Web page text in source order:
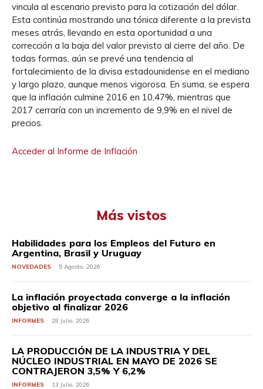
vincula al escenario previsto para la cotización del dólar.
Esta continúa mostrando una tónica diferente a la prevista
meses atrás, llevando en esta oportunidad a una
corrección a la baja del valor previsto al cierre del año. De
todas formas, aún se prevé una tendencia al
fortalecimiento de la divisa estadounidense en el mediano
y largo plazo, aunque menos vigorosa. En suma, se espera
que la inflación culmine 2016 en 10,47%, mientras que
2017 cerraría con un incremento de 9,9% en el nivel de
precios.
Acceder al Informe de Inflación
Más vistos
Habilidades para los Empleos del Futuro en
Argentina, Brasil y Uruguay
NOVEDADES 5 Agosto, 2026
La inflación proyectada converge a la inflación
objetivo al finalizar 2026
INFORMES 28 Julio, 2026
LA PRODUCCIÓN DE LA INDUSTRIA Y DEL
NÚCLEO INDUSTRIAL EN MAYO DE 2026 SE
CONTRAJERON 3,5% Y 6,2%
INFORMES 13 Julio, 2026